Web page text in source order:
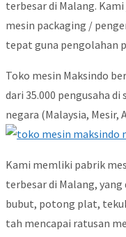
terbesar di Malang.
mesin packaging /
tepat guna pengolahan
Toko mesin Maksindo
dari 35.000 pengusaha
negara (Malaysia, Mesir,
Kami memliki pabrik
terbesar di Malang,
bubut, potong plat,
tah mencapai ratusan